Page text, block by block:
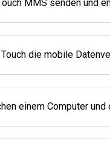
MMS senden und
die mobile
einem Computer